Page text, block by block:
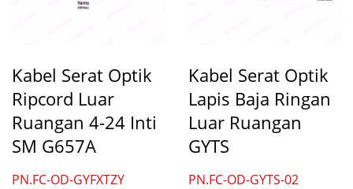
Kabel Serat Optik
Ripcord Luar
Ruangan 4-24 Inti
SM G657A
PN.FC-OD-GYFXTZY
Kabel Serat Optik
Lapis Baja Ringan
Luar Ruangan
GYTS
PN.FC-OD-GYTS-02